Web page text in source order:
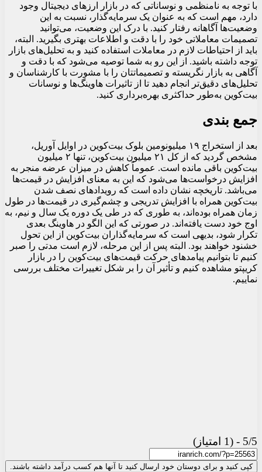
با توجه به نامنظمی و نوساناتی که در بازار ارزهای دیجیتال وجود
دارد، مهم است که به عنوان یک سرمایه‌گذار، نسبت به این
وضعیت‌ها آگاهانه رفتار کنید. با درک این وضعیت، می‌توانید
تصمیمات معاملاتی خود را با دقت و اطلاعات بهتری بگیرید. البته،
باید از احتیاطات لازم در معاملات استفاده کنید و به تحلیل‌های بازار
توجه داشته باشید. از این رو به شما توصیه می‌شود که با دقت و
آگاهی به بازار نگریسته و تصمیماتتان را با مشورت با کارشناسان و
تحلیل‌های دقیق‌تر انجام دهید تا از تاثیرات هاوینگ‌ها و نوسانات
بیت‌کوین به‌طور حداکثری بهره‌برداری کنید.
جمع بندی
بعد از استخراج ۱۹ میلیونومین بلوک بیت‌کوین در اوایل آوریل،
مشخص گردید که از کل ۲۱ میلیون بیت‌کوین، تنها ۲ میلیون
بیت‌کوین باقی مانده است. عموماً کاهش در میزان عرضه منجر به
افزایش درخواست‌ها می‌شود که این به معنای افزایش در قیمت‌ها
می‌باشد. تاریخچه نشان داده است که رویدادهای نصف شدن
بیت‌کوین همراه با افزایش تدریجی و چشم‌گیری در قیمت‌ها در طول
زمان همراه بوده‌اند، به طوری که در طی یک دوره یک سال و نیم، به
اوج خود دست یافته‌اند. در صورتی که این الگو در هاوینگ بعدی
تکرار شود، بدیهی است که سرمایه‌گذاران بیت‌کوین از این تحول
خشنود خواهند بود. البته پس از این مرحله، لازم است مدتی را صبر
کنیم تا بتوانیم پیامدهای حرکت قیمت‌های بیت‌کوین را در بازار
کریپتو مشاهده کنیم و تأثیر آن را بر شکل تغییرات مختلف بررسی
نماییم.
5/5 - (1 امتیاز)
کپی کنید و برای دوستان خود ارسال کنید تا آنها هم کسب درآمد داشته باشند.